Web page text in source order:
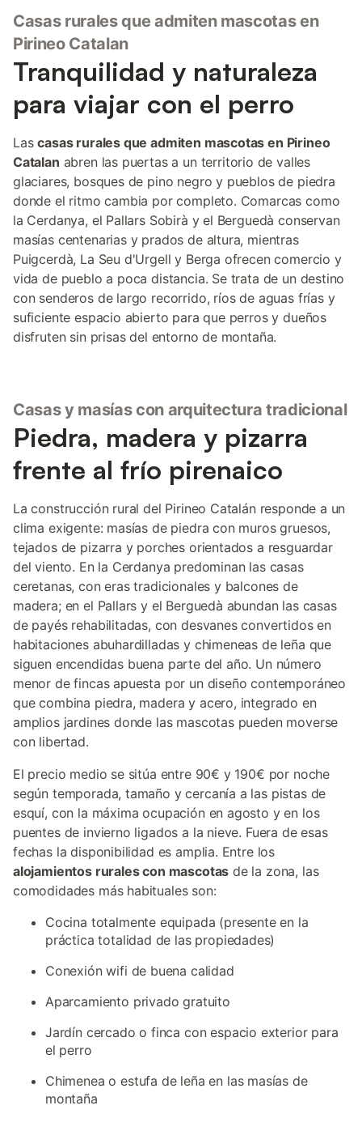
Casas rurales que admiten mascotas en
Pirineo Catalan
Tranquilidad y naturaleza
para viajar con el perro
Lascasas rurales que admiten mascotas en Pirineo
Catalan abren las puertas a un territorio de valles
glaciares, bosques de pino negro y pueblos de piedra
donde el ritmo cambia por completo. Comarcas como
la Cerdanya, el Pallars Sobirà y el Berguedà conservan
masías centenarias y prados de altura, mientras
Puigcerdà, La Seu d'Urgell y Berga ofrecen comercio y
vida de pueblo a poca distancia. Se trata de un destino
con senderos de largo recorrido, ríos de aguas frías y
suficiente espacio abierto para que perros y dueños
disfruten sin prisas del entorno de montaña.
Casas y masías con arquitectura tradicional
Piedra, madera y pizarra
frente al frío pirenaico
La construcción rural del Pirineo Catalán responde a un
clima exigente: masías de piedra con muros gruesos,
tejados de pizarra y porches orientados a resguardar
del viento. En la Cerdanya predominan las casas
ceretanas, con eras tradicionales y balcones de
madera; en el Pallars y el Berguedà abundan las casas
de payés rehabilitadas, con desvanes convertidos en
habitaciones abuhardilladas y chimeneas de leña que
siguen encendidas buena parte del año. Un número
menor de fincas apuesta por un diseño contemporáneo
que combina piedra, madera y acero, integrado en
amplios jardines donde las mascotas pueden moverse
con libertad.
El precio medio se sitúa entre 90€ y 190€ por noche
según temporada, tamaño y cercanía a las pistas de
esquí, con la máxima ocupación en agosto y en los
puentes de invierno ligados a la nieve. Fuera de esas
fechas la disponibilidad es amplia. Entre los
alojamientos rurales con mascotas de la zona, las
comodidades más habituales son:
Cocina totalmente equipada (presente en la
práctica totalidad de las propiedades)
Conexión wifi de buena calidad
Aparcamiento privado gratuito
Jardín cercado o finca con espacio exterior para
el perro
Chimenea o estufa de leña en las masías de
montaña